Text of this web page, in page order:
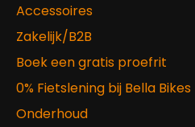
Accessoires
Zakelijk/B2B
Boek een gratis proefrit
0% Fietslening bij Bella Bikes
Onderhoud